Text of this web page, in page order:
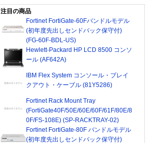
注目の商品
Fortinet FortiGate-60Fバンドルモデル
(初年度先出しセンドバック保守付)
(FG-60F-BDL-US)
Hewlett-Packard HP LCD 8500 コンソ
ール (AF642A)
IBM Flex System コンソール・ブレイ
クアウト・ケーブル (81Y5286)
Fortinet Rack Mount Tray
(FortiGate40F/50E/60E/60F/61F/80E/8
0F/FS-108E) (SP-RACKTRAY-02)
Fortinet FortiGate-80F バンドルモデル
(初年度先出しセンドバック保守付)